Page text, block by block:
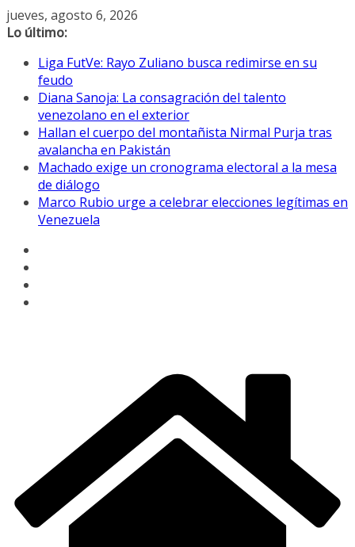
Saltar
al
jueves, agosto 6, 2026
Lo último:
Liga FutVe: Rayo Zuliano busca redimirse en su
feudo
Diana Sanoja: La consagración del talento
venezolano en el exterior
Hallan el cuerpo del montañista Nirmal Purja tras
avalancha en Pakistán
Machado exige un cronograma electoral a la mesa
de diálogo
Marco Rubio urge a celebrar elecciones legítimas en
Venezuela